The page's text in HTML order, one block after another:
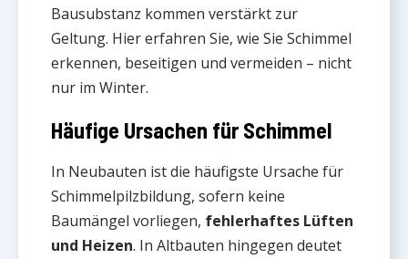
Bausubstanz kommen verstärkt zur
Geltung. Hier erfahren Sie, wie Sie Schimmel
erkennen, beseitigen und vermeiden – nicht
nur im Winter.
Häufige Ursachen für Schimmel
In Neubauten ist die häufigste Ursache für
Schimmelpilzbildung, sofern keine
Baumängel vorliegen, fehlerhaftes Lüften
und Heizen. In Altbauten hingegen deutet